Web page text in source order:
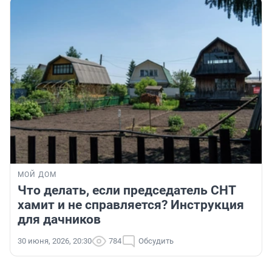
МОЙ ДОМ
Что делать, если председатель СНТ
хамит и не справляется? Инструкция
для дачников
30 июня, 2026, 20:30 784 Обсудить